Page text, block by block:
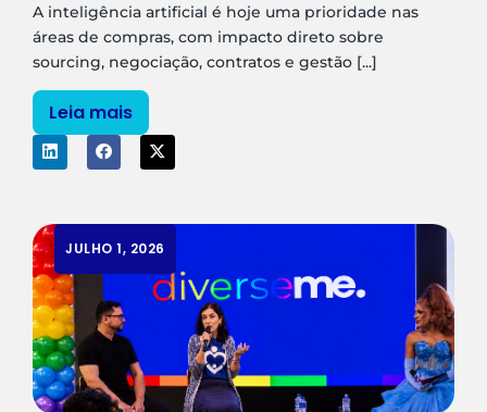
A inteligência artificial é hoje uma prioridade nas
áreas de compras, com impacto direto sobre
sourcing, negociação, contratos e gestão [...]
Leia mais
JULHO 1, 2026